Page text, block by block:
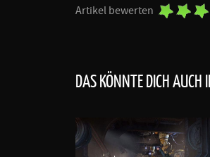
Artikel bewerten
DAS KÖNNTE DICH AUCH